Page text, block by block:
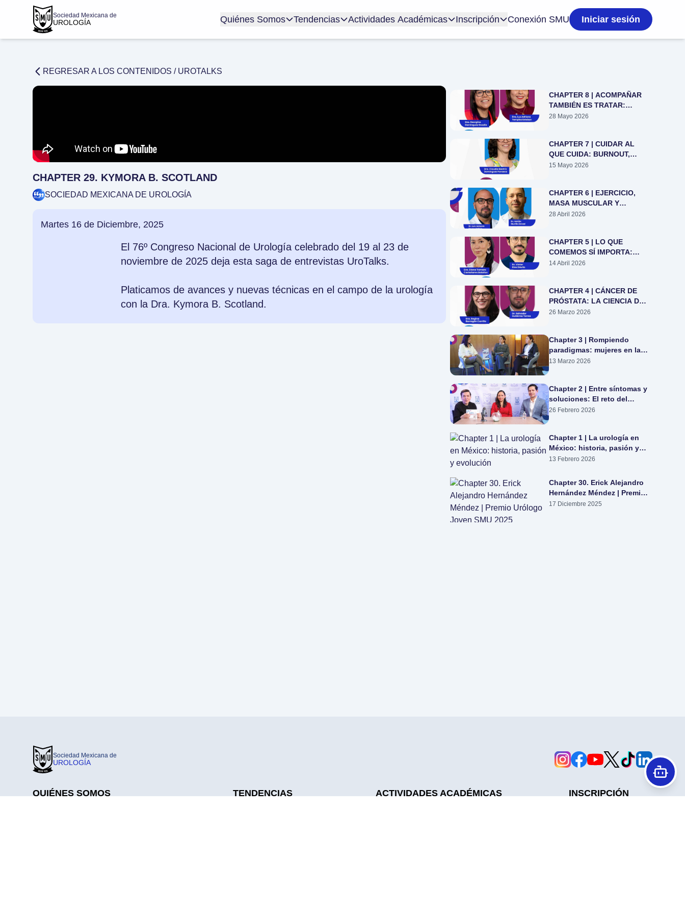
Sociedad Mexicana de
UROLOGÍA Quiénes Somos Tendencias Actividades Académicas Inscripción Conexión SMU Iniciar sesión
REGRESAR A LOS CONTENIDOS / UROTALKS
CHAPTER 29. KYMORA B. SCOTLAND
SOCIEDAD MEXICANA DE UROLOGÍA
Martes 16 de Diciembre, 2025
El 76º Congreso Nacional de Urología celebrado del 19 al 23 de
noviembre de 2025 deja esta saga de entrevistas UroTalks.
Platicamos de avances y nuevas técnicas en el campo de la urología
con la Dra. Kymora B. Scotland.
CHAPTER 8 | ACOMPAÑAR
TAMBIÉN ES TRATAR:
CUIDADOS PALIATIVOS EN
28 Mayo 2026
CHAPTER 7 | CUIDAR AL
QUE CUIDA: BURNOUT,
MINDFULNESS Y
15 Mayo 2026
CHAPTER 6 | EJERCICIO,
MASA MUSCULAR Y
TESTOSTERONA:
28 Abril 2026
CHAPTER 5 | LO QUE
COMEMOS SÍ IMPORTA:
¿CÓMO LA DIETA IMPACTA
14 Abril 2026
CHAPTER 4 | CÁNCER DE
PRÓSTATA: LA CIENCIA DE
DECIDIR EN EQUIPO
26 Marzo 2026
Chapter 3 | Rompiendo
paradigmas: mujeres en la
urología mexicana
13 Marzo 2026
Chapter 2 | Entre síntomas y
soluciones: El reto del
crecimiento prostático
26 Febrero 2026
Chapter 1 | La urología en
México: historia, pasión y
evolución
13 Febrero 2026
Chapter 30. Erick Alejandro
Hernández Méndez | Premio
Urólogo Joven SMU 2025
17 Diciembre 2025
Sociedad Mexicana de
UROLOGÍA
QUIÉNES SOMOS TENDENCIAS ACTIVIDADES ACADÉMICAS INSCRIPCIÓN